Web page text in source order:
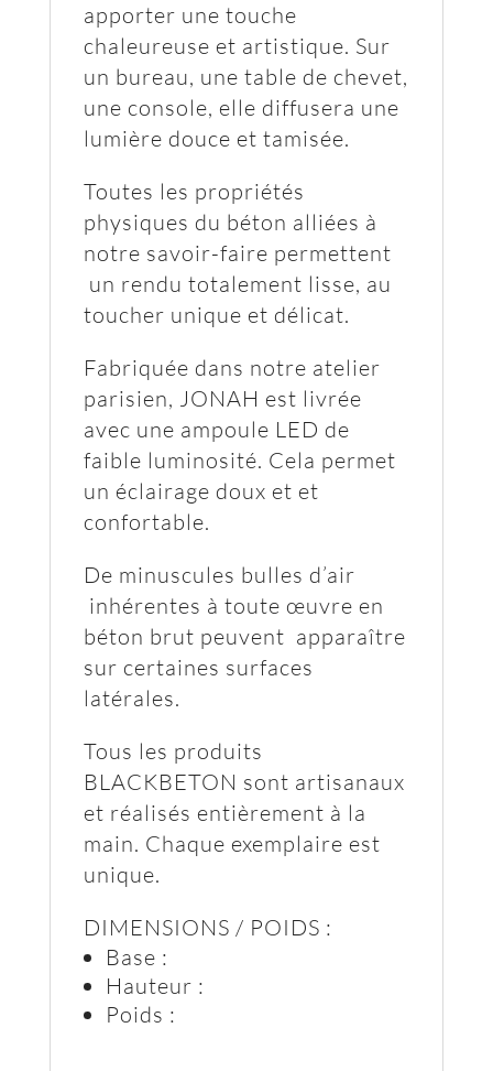
apporter une touche
chaleureuse et artistique. Sur
un bureau, une table de chevet,
une console, elle diffusera une
lumière douce et tamisée.
Toutes les propriétés
physiques du béton alliées à
notre savoir-faire permettent
un rendu totalement lisse, au
toucher unique et délicat.
Fabriquée dans notre atelier
parisien, JONAH est livrée
avec une ampoule LED de
faible luminosité. Cela permet
un éclairage doux et et
confortable.
De minuscules bulles d’air
inhérentes à toute œuvre en
béton brut peuvent apparaître
sur certaines surfaces
latérales.
Tous les produits
BLACKBETON sont artisanaux
et réalisés entièrement à la
main. Chaque exemplaire est
unique.
DIMENSIONS / POIDS :
Base :
Hauteur :
Poids :